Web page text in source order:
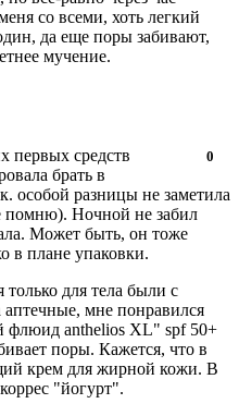
со всеми, хоть легкий
да еще поры забивают,
мучение.
Нравится!
0
первых средств
брать в
особой разницы не заметила
Ночной не забил
Может быть, он тоже
в плане упаковки.
для тела были с
мне понравился
флюид anthelios XL" spf 50+
поры. Кажется, что в
крем для жирной кожи. В
"йогурт".